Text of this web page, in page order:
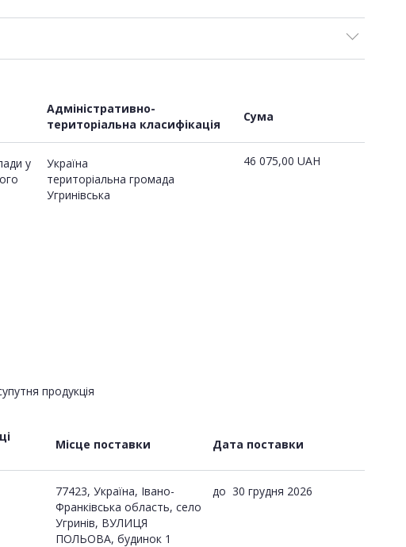
Адміністративно-
територіальна класифікація
Сума
у
Україна
територіальна громада
Угринівська
46 075,00 UAH
продукція
Місце поставки Дата поставки
77423, Україна, Івано-
Франківська область, село
Угринів, ВУЛИЦЯ
ПОЛЬОВА, будинок 1
до 30 грудня 2026